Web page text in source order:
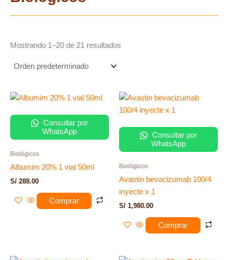
Mostrando 1–20 de 21 resultados
Consultar por
WhatsApp
Biológicos
Albumim 20% 1 vial 50ml
S/ 288.00
Comprar
Consultar por
WhatsApp
Biológicos
Avastin bevacizumab 100/4
inyecte x 1
S/ 1,980.00
Comprar